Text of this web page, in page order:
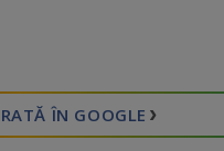
ÎN GOOGLE ›